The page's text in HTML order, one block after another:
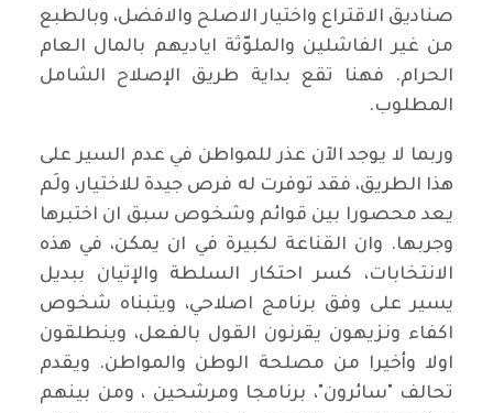
صناديق الاقتراع واختيار الاصلح والافضل، وبالطبع
من غير الفاشلين والملوّثة اياديهم بالمال العام
الحرام. فهنا تقع بداية طريق الإصلاح الشامل
المطلوب.
وربما لا يوجد الآن عذر للمواطن في عدم السير على
هذا الطريق، فقد توفرت له فرص جيدة للاختيار، ولَم
يعد محصورا بين قوائم وشخوص سبق ان اختبرها
وجربها. وان القناعة لكبيرة في ان يمكن، في هذه
الانتخابات، كسر احتكار السلطة والإتيان ببديل
يسير على وفق برنامج اصلاحي، ويتبناه شخوص
اكفاء ونزيهون يقرنون القول بالفعل، وينطلقون
اولا وأخيرا من مصلحة الوطن والمواطن. ويقدم
تحالف "سائرون"، برنامجا ومرشحين ، ومن بينهم